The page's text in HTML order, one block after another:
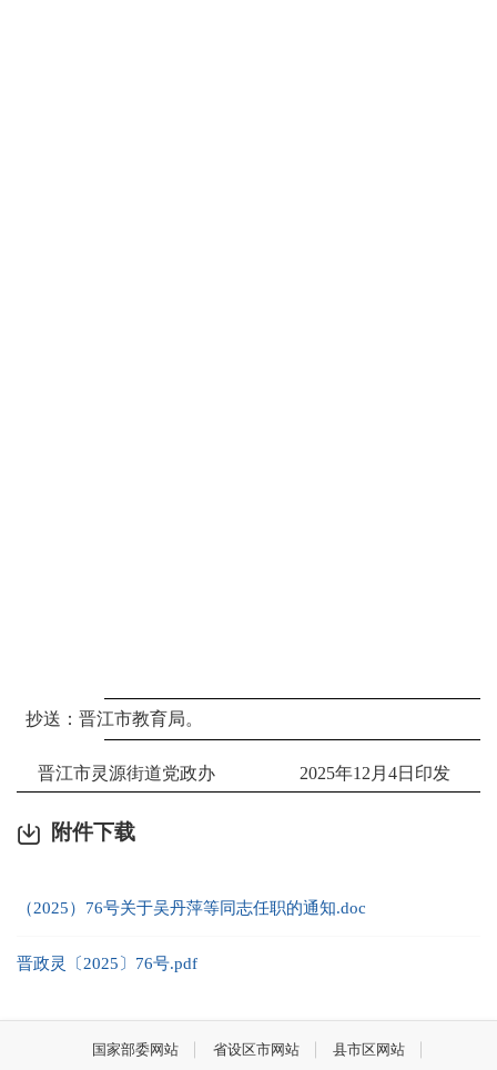
抄送：晋江市教育局。
晋江市灵源街道党政办 2025年12 月4日印发
附件下载
（2025）76号关于吴丹萍等同志任职的通知.doc
晋政灵〔2025〕76号.pdf
国家部委网站 省设区市网站 县市区网站